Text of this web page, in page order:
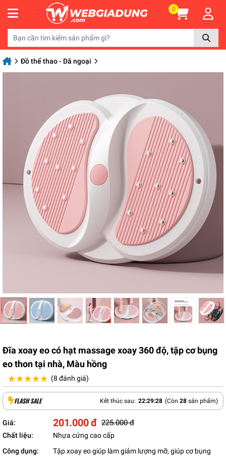
0
Đồ thể thao - Dã ngoại
Đĩa xoay eo có hạt massage xoay 360 độ, tập cơ bụng
eo thon tại nhà, Màu hồng
★★★★★
★★★★★ (8 đánh giá)
FLASH SALE Kết thúc sau: 22:29:27 (Còn 28 sản phẩm)
Giá: 201.000 đ 225.000 đ
Chất liệu:
Nhựa cứng cao cấp
Công dụng:
Tập xoay eo giúp làm giảm lượng mỡ, giúp cơ bụng